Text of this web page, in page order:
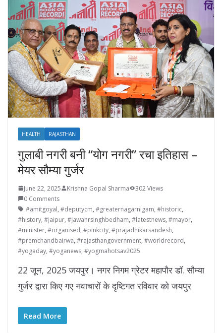
HEALTH RAJASTHAN
गुलाबी नगरी बनी “योग नगरी” रचा इतिहास –
मेयर सौम्या गुर्जर
June 22, 2025 Krishna Gopal Sharma
302 Views
0 Comments
#amitgoyal, #deputycm, #greaternagarnigam, #historic,
#history, #jaipur, #jawahrsinghbedham, #latestnews, #mayor,
#minister, #organised, #pinkcity, #prajadhikarsandesh,
#premchandbairwa, #rajasthangovernment, #worldrecord,
#yogaday, #yoganews, #yogmahotsav2025
22 जून, 2025 जयपुर। नगर निगम ग्रेटर महापौर डॉ. सौम्या
गुर्जर द्वारा किए गए नवाचारों के दृष्टिगत रविवार को जयपुर
Read More